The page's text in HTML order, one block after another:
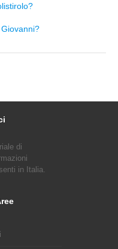
di
in Italia.